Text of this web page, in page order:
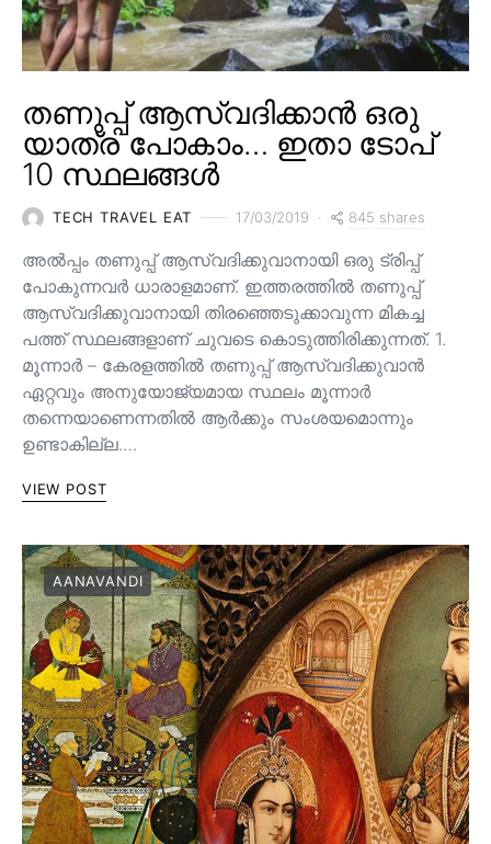
തണുപ്പ് ആസ്വദിക്കാൻ ഒരു
യാത്ര പോകാം… ഇതാ ടോപ്
10 സ്ഥലങ്ങൾ
TECH TRAVEL EAT 17/03/2019 845 shares
അൽപ്പം തണുപ്പ് ആസ്വദിക്കുവാനായി ഒരു ട്രിപ്പ്
പോകുന്നവർ ധാരാളമാണ്. ഇത്തരത്തിൽ തണുപ്പ്
ആസ്വദിക്കുവാനായി തിരഞ്ഞെടുക്കാവുന്ന മികച്ച
പത്ത് സ്ഥലങ്ങളാണ് ചുവടെ കൊടുത്തിരിക്കുന്നത്. 1.
മൂന്നാർ – കേരളത്തിൽ തണുപ്പ് ആസ്വദിക്കുവാൻ
ഏറ്റവും അനുയോജ്യമായ സ്ഥലം മൂന്നാർ
തന്നെയാണെന്നതിൽ ആർക്കും സംശയമൊന്നും
ഉണ്ടാകില്ല.…
VIEW POST
AANAVANDI